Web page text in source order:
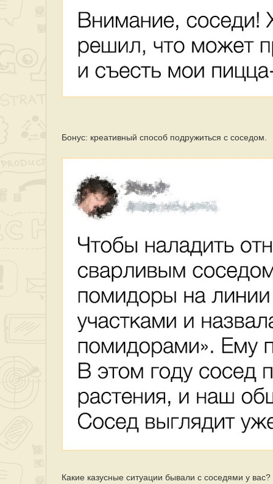
Бонус: креативный способ подружиться с соседом.
Какие казусные ситуации бывали с соседями у вас?